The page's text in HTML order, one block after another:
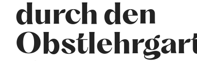
durch den